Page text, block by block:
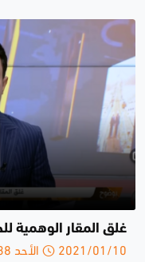
غلق المقار الوهمية
2021/01/10 الأحد 11:38 ص